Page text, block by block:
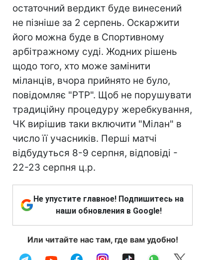
остаточний вердикт буде винесений
не пізніше за 2 серпень. Оскаржити
його можна буде в Спортивному
арбітражному суді. Жодних рішень
щодо того, хто може замінити
міланців, вчора прийнято не було,
повідомляє "РТР". Щоб не порушувати
традиційну процедуру жеребкування,
ЧК вирішив таки включити "Мілан" в
число її учасників. Перші матчі
відбудуться 8-9 серпня, відповіді -
22-23 серпня ц.р.
Не упустите главное! Подпишитесь на
наши обновления в Google!
Или читайте нас там, где вам удобно!